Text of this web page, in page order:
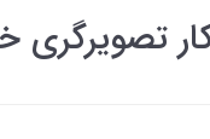
تصویرگری